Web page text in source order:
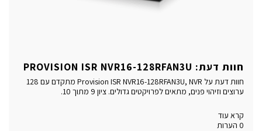
חוות דעת: PROVISION ISR NVR16-128RFAN3U
חוות דעת על Provision ISR NVR16-128RFAN3U, NVR מתקדם עם 128
ערוצים וזיהוי פנים, מתאים לפרויקטים גדולים. ציון 9 מתוך 10.
קרא עוד
0 הערות